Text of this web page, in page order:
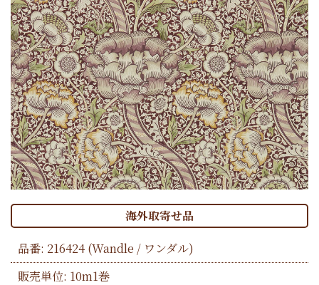
海外取寄せ品
品番: 216424 (Wandle / ワンダル)
販売単位: 10m1巻